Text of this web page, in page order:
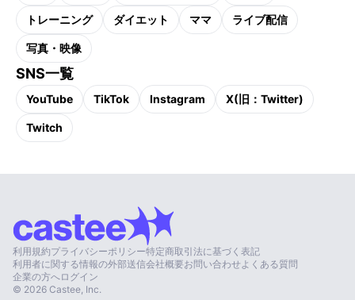
トレーニング ダイエット ママ ライブ配信
写真・映像
SNS一覧
YouTube TikTok Instagram X(旧：Twitter)
Twitch
利用規約プライバシーポリシー特定商取引法に基づく表記
利用者に関する情報の外部送信会社概要お問い合わせ よくある質問
企業の方へログイン
© 2026 Castee, Inc.